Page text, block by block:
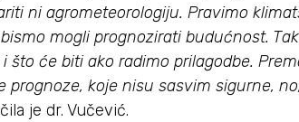
ni agrometeorologiju. Pravimo
mogli prognozirati budućnost.
što će biti ako radimo prilagodbe.
prognoze, koje nisu sasvim sigurne,
je dr. Vučević.